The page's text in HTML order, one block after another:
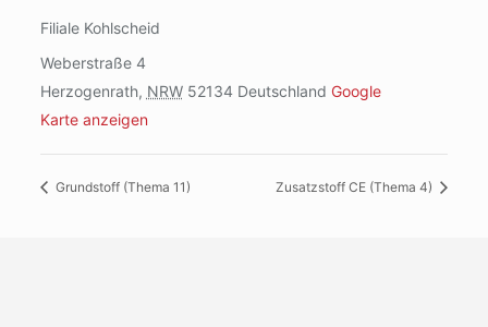
Filiale Kohlscheid
Weberstraße 4
Herzogenrath, NRW 52134 Deutschland Google
Karte anzeigen
Grundstoff (Thema 11) Zusatzstoff CE (Thema 4)